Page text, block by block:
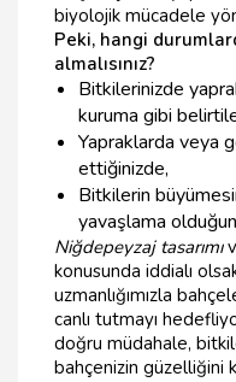
biyolojik mücadele
Peki, hangi
almalısınız?
Bitkilerinizde
kuruma gibi
Yapraklarda veya
ettiğinizde,
Bitkilerin
yavaşlama
Niğdepeyzaj tasarımı
konusunda iddialı
uzmanlığımızla
canlı tutmayı
doğru müdahale,
bahçenizin güzelliğini